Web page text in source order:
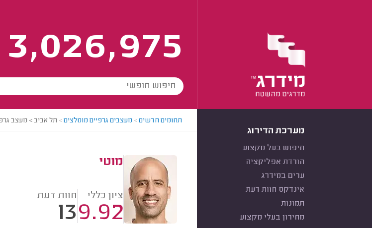
3,026,975
מערכת הדירוג
חיפוש בעל מקצוע
הורדת אפליקציה
ערים במידרג
אינדקס חוות דעת
תמונות
מחירון בעלי מקצוע
תחומים חדשים> מעצבים גרפיים מומלצים> תל אביב > מעצב
מוטי
ציון כללי
9.92
חוות דעת
13